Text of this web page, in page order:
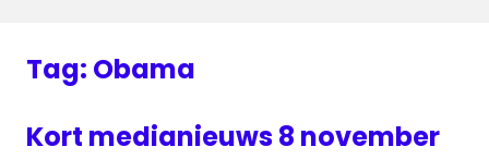
Tag: Obama
Kort medianieuws 8 november